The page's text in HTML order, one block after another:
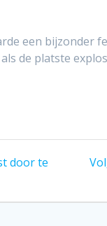
een bijzonder
de platste
door te